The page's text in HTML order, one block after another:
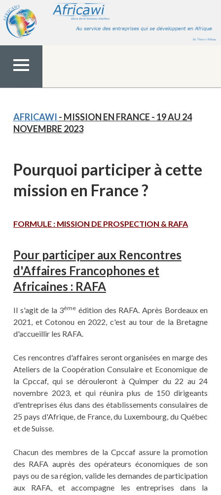
contenu
MENU
AFRICAWI - MISSION EN FRANCE - 19 AU 24
NOVEMBRE 2023
Pourquoi participer à cette
mission en France ?
FORMULE : MISSION DE PROSPECTION & RAFA
Pour participer aux Rencontres
d'Affaires Francophones et
Africaines : RAFA
Il s'agit de la 3ème édition des RAFA. Après Bordeaux en
2021, et Cotonou en 2022, c'est au tour de la Bretagne
d'accueillir les RAFA.
Ces rencontres d'affaires seront organisées en marge des
Ateliers de la Coopération Consulaire et Economique de
la Cpccaf, qui se dérouleront à Quimper du 22 au 24
novembre 2023, et qui réunira plus de 150 dirigeants
d'entreprises élus dans des établissements consulaires de
25 pays d'Afrique, de France, du Luxembourg, du Québec
et de Suisse.
Chacun des membres de la Cpccaf assure la promotion
des RAFA auprès des opérateurs économiques de son
pays ou de sa région, valide les demandes de participation
aux RAFA, et accompagne les entreprises dans la